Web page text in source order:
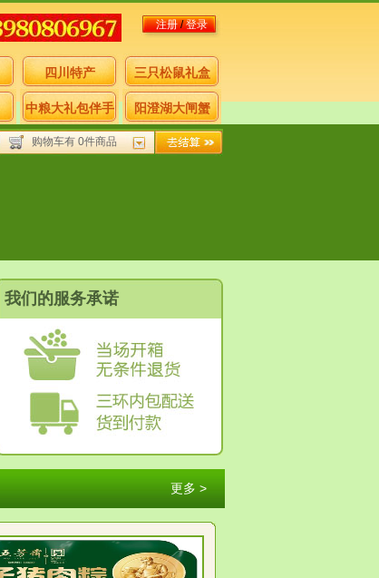
注册/登录
四川特产 三只松鼠礼盒
中粮大礼包伴手
礼
阳澄湖大闸蟹
购物车有 0件商品
我们的服务承诺
更多 >